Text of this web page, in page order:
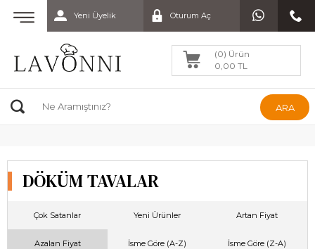
Yeni Üyelik Oturum Aç
(0) Ürün
0,00 TL
ARA
DÖKÜM TAVALAR
Çok Satanlar Yeni Ürünler Artan Fiyat
Azalan Fiyat İsme Göre (A-Z) İsme Göre (Z-A)